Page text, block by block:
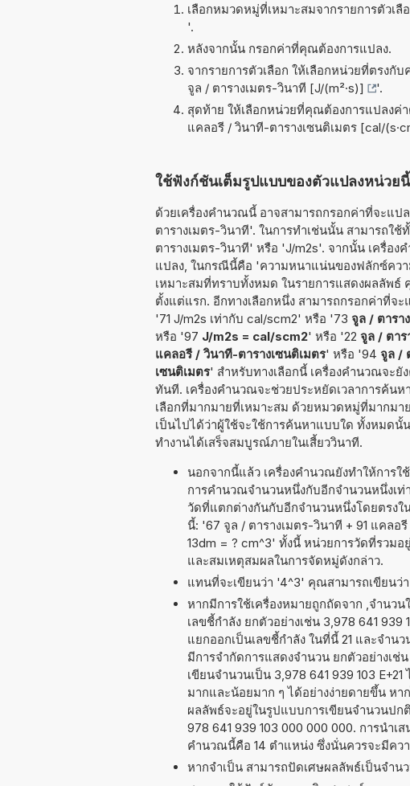
เลือกหมวดหมู่ที่เหมาะสมจากรายการตัวเ
'.
หลังจากนั้น กรอกค่าที่คุณต้องการแปลง.
จากรายการตัวเลือก ให้เลือกหน่วยที่ตรง
จูล / ตารางเมตร-วินาที [J/(m²·s)]
'.
สุดท้าย ให้เลือกหน่วยที่คุณต้องการแปลงค่
แคลอรี / วินาที-ตารางเซนติเมตร [cal/
ใช้ฟังก์ชันเต็มรูปแบบของตัวแปลงหน่วย
ด้วยเครื่องคำนวณนี้ อาจสามารถกรอกค่าที่จะแป
ตารางเมตร-วินาที'. ในการทำเช่นนั้น สามารถใ
ตารางเมตร-วินาที' หรือ 'J/m2s'. จากนั้น เครื่อ
แปลง, ในกรณีนี้คือ 'ความหนาแน่นของฟลักซ์คว
เหมาะสมที่ทราบทั้งหมด ในรายการแสดงผลลัพ
ตั้งแต่แรก. อีกทางเลือกหนึ่ง สามารถกรอกค่าที่จ
'71 J/m2s เท่ากับ cal/scm2' หรือ '73 จูล / ตารา
หรือ '97 J/m2s = cal/scm2' หรือ '22 จูล / ตา
แคลอรี / วินาที-ตารางเซนติเมตร' หรือ '94 จูล /
เซนติเมตร' สำหรับทางเลือกนี้ เครื่องคำนวณจะ
ทันที. เครื่องคำนวณจะช่วยประหยัดเวลาการค้น
เลือกที่มากมายที่เหมาะสม ด้วยหมวดหมู่ที่มากม
เป็นไปได้ว่าผู้ใช้จะใช้การค้นหาแบบใด ทั้งหมดนั้
ทำงานได้เสร็จสมบูรณ์ภายในเสี้ยววินาที.
นอกจากนี้แล้ว เครื่องคำนวณยังทำให้การ
การคำนวณจำนวนหนึ่งกับอีกจำนวนหนึ่งเ
วัดที่แตกต่างกันกับอีกจำนวนหนึ่งโดยตรง
นี้: '67 จูล / ตารางเมตร-วินาที + 91 แคล
13dm = ? cm^3' ทั้งนี้ หน่วยการวัดที่รวม
และสมเหตุสมผลในการจัดหมู่ดังกล่าว.
แทนที่จะเขียนว่า '4^3' คุณสามารถเขียน
หากมีการใช้เครื่องหมายถูกถัดจาก ,จำน
เลขชี้กำลัง ยกตัวอย่างเช่น 3,978 641 939
แยกออกเป็นเลขชี้กำลัง ในที่นี้ 21 และจำน
มีการจำกัดการแสดงจำนวน ยกตัวอย่างเ
เขียนจำนวนเป็น 3,978 641 939 103
มากและน้อยมาก ๆ ได้อย่างง่ายดายขึ้น ห
ผลลัพธ์จะอยู่ในรูปแบบการเขียนจำนวนป
978 641 939 103 000 000 000. การนำ
คำนวณนี้คือ 14 ตำแหน่ง ซึ่งนั่นควรจะมีคว
หากจำเป็น สามารถปัดเศษผลลัพธ์เป็นจำ